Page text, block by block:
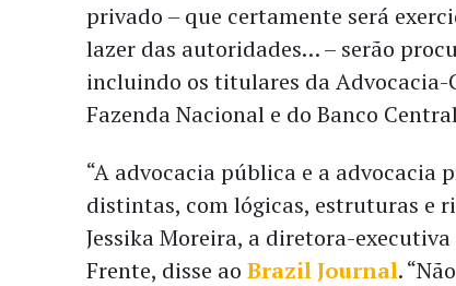
privado – que certamente será
lazer das autoridades… – serão
incluindo os titulares da Advocacia-
Fazenda Nacional e do Banco
“A advocacia pública e a advocacia
distintas, com lógicas, estruturas e
Jessika Moreira, a diretora-
Frente, disse ao Brazil Journal.